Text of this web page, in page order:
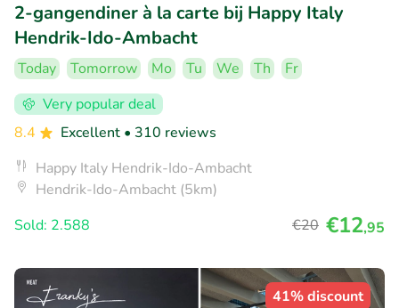
2-gangendiner à la carte bij Happy Italy
Hendrik-Ido-Ambacht
Today Tomorrow Mo Tu We Th
Fr
Very popular deal
8.4
Excellent • 310 reviews
Happy Italy Hendrik-Ido-Ambacht
Hendrik-Ido-Ambacht (5km)
Sold: 2.588
€20 €12,95
41% discount